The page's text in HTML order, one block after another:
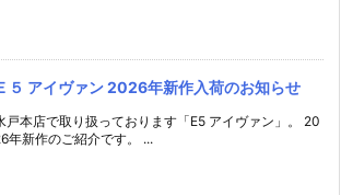
５ アイヴァン 2026年新作入荷のお知らせ
戸本店で取り扱っております「E5 アイヴァン」。 20
年新作のご紹介です。 ...